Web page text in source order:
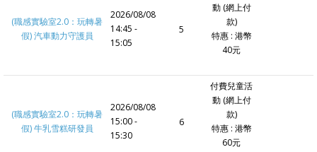
(職感實驗室2.0：玩轉暑
假) 汽車動力守護員
2026/08/08
14:45 -
15:05
5
動 (網上付
款)
特惠 : 港幣
40元
(職感實驗室2.0：玩轉暑
假) 牛乳雪糕研發員
2026/08/08
15:00 -
15:30
6
付費兒童活
動 (網上付
款)
特惠 : 港幣
60元